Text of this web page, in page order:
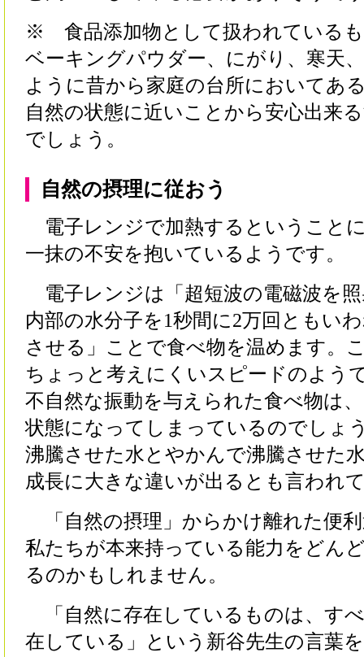
※ 食品添加物として扱われている
ベーキングパウダー、にがり、寒天
ように昔から家庭の台所においてあ
自然の状態に近いことから安心出来
でしょう。
自然の摂理に従おう
電子レンジで加熱するということ
一抹の不安を抱いているようです。
電子レンジは「超短波の電磁波を
内部の水分子を1秒間に2万回ともい
させる」ことで食べ物を温めます。
ちょっと考えにくいスピードのよう
不自然な振動を与えられた食べ物は
状態になってしまっているのでしょ
沸騰させた水とやかんで沸騰させた
成長に大きな違いが出るとも言われ
「自然の摂理」からかけ離れた便
私たちが本来持っている能力をどん
るのかもしれません。
「自然に存在しているものは、す
在している」という新谷先生の言葉